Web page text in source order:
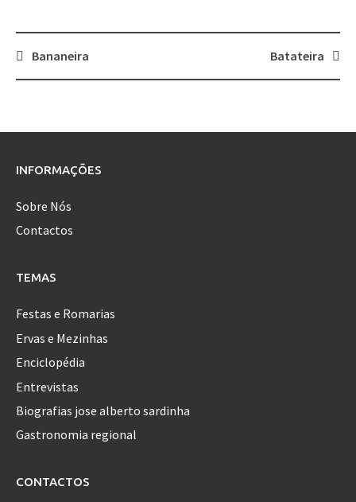
Post
Bananeira Batateira
INFORMAÇÕES
Sobre Nós
Contactos
TEMAS
Festas e Romarias
Ervas e Mezinhas
Enciclopédia
Entrevistas
Biografias jose alberto sardinha
Gastronomia regional
CONTACTOS